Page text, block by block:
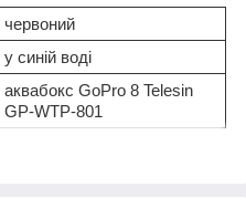
червоний
у синій воді
аквабокс GoPro 8 Telesin
GP-WTP-801